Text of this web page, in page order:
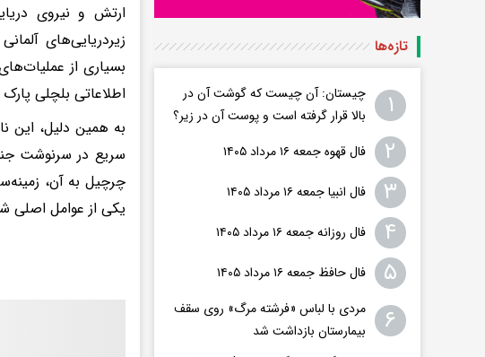
ارتش و نیروی
زیردریایی‌های
بسیاری از
اطلاعاتی بلچلی
به همین دلیل، این
سریع در سرنوشت
چرچیل به آن،
یکی از عوامل اصلی
تازه‌ها
۱
چیستان: آن چیست که گوشت آن در
بالا قرار گرفته است و پوست آن در زیر؟
۲ فال قهوه جمعه ۱۶ مرداد ۱۴۰۵
۳ فال انبیا جمعه ۱۶ مرداد ۱۴۰۵
۴ فال روزانه جمعه ۱۶ مرداد ۱۴۰۵
۵ فال حافظ جمعه ۱۶ مرداد ۱۴۰۵
۶
مردی با لباس «فرشته مرگ» روی سقف
بیمارستان بازداشت شد